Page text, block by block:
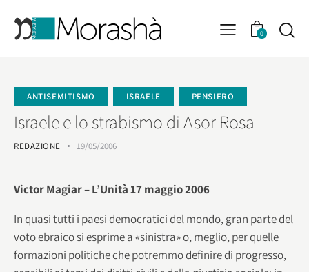
0
ANTISEMITISMO ISRAELE PENSIERO
Israele e lo strabismo di Asor Rosa
REDAZIONE 19/05/2006
Victor Magiar – L’Unità 17 maggio 2006
In quasi tutti i paesi democratici del mondo, gran parte del
voto ebraico si esprime a «sinistra» o, meglio, per quelle
formazioni politiche che potremmo definire di progresso,